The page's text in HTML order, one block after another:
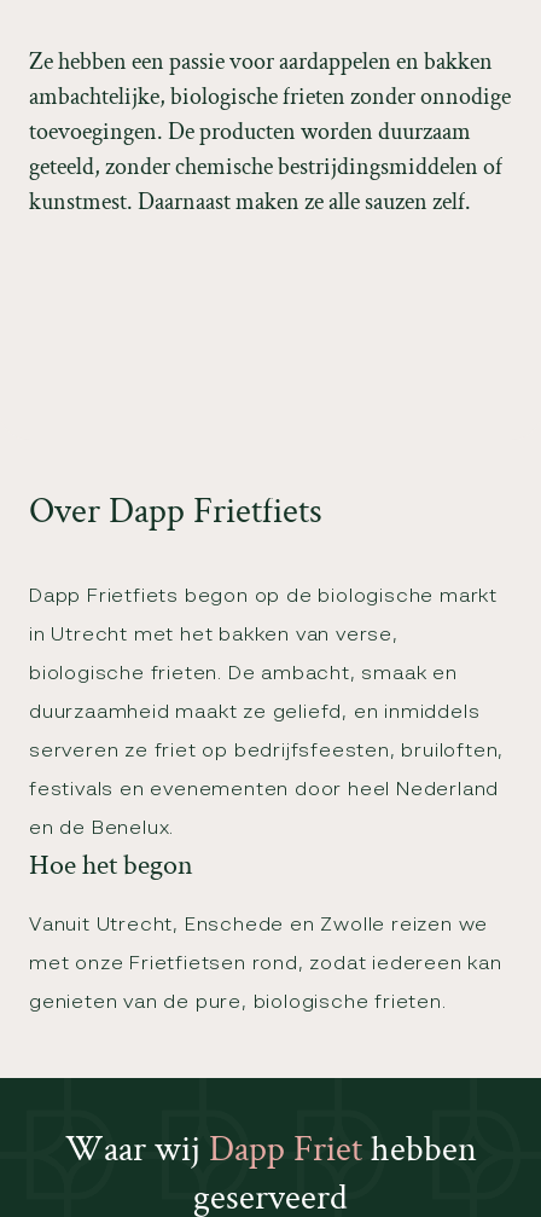
Zehebbeneenpassievooraardappelenen bakken
ambachtelijke, biologischefrietenzonderonnodige
toevoegingen.Deproductenwordenduurzaam
geteeld,zonderchemischebestrijdingsmiddelenof
kunstmest.Daarnaastmakenzeallesauzenzelf.
Over Dapp Frietfiets
Dapp Frietfiets begon op de biologische markt
in Utrecht met het bakken van verse,
biologische frieten. De ambacht, smaak en
duurzaamheid maakt ze geliefd, en inmiddels
serveren ze friet op bedrijfsfeesten, bruiloften,
festivals en evenementen door heel Nederland
en de Benelux.
Hoe het begon
Vanuit Utrecht, Enschede en Zwolle reizen we
met onze Frietfietsen rond, zodat iedereen kan
genieten van de pure, biologische frieten.
Waarwij Dapp Friethebben
geserveerd